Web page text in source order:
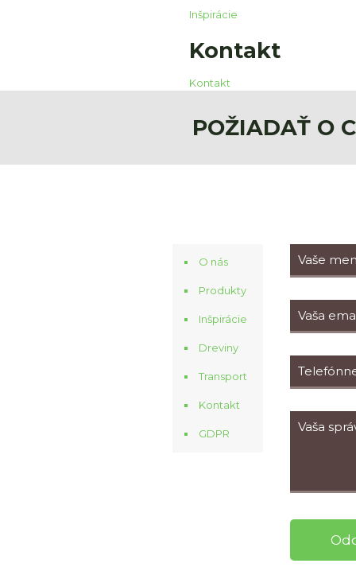
Inšpirácie
Kontakt
Kontakt
POŽIADAŤ O
O nás
Produkty
Inšpirácie
Dreviny
Transport
Kontakt
GDPR